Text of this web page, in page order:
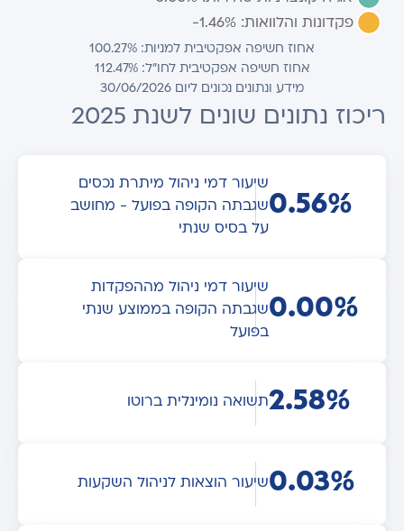
אחוז חשיפה אפקטיבית למניות: 100.27%
אחוז חשיפה אפקטיבית לחו"ל: 112.47%
מידע ונתונים נכונים ליום 30/06/2026
ריכוז נתונים שונים לשנת 2025
0.56%
שיעור דמי ניהול מיתרת נכסים
שגבתה הקופה בפועל - מחושב
על בסיס שנתי
0.00%
שיעור דמי ניהול מההפקדות
שגבתה הקופה בממוצע שנתי
בפועל
2.58%תשואה נומינלית ברוטו
0.03%שיעור הוצאות לניהול השקעות